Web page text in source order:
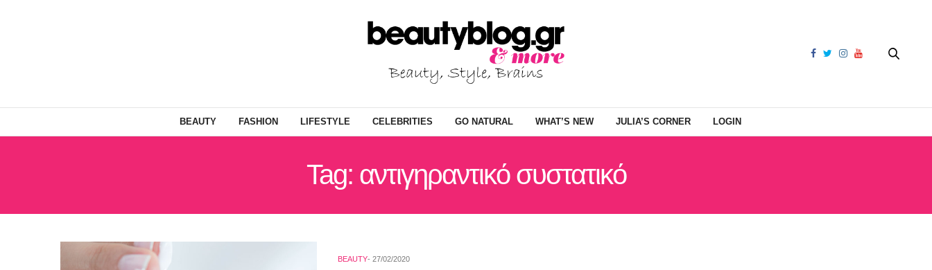
BEAUTY FASHION LIFESTYLE CELEBRITIES GO NATURAL WHAT’S NEW JULIA’S CORNER LOGIN
Tag: αντιγηραντικό συστατικό
BEAUTY 27/02/2020